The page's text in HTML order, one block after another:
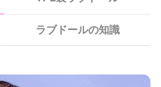
ラブドールの知識